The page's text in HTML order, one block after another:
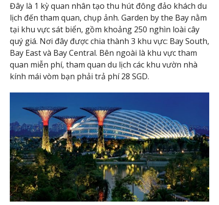
Đây là 1 kỳ quan nhân tạo thu hút đông đảo khách du
lịch đến tham quan, chụp ảnh. Garden by the Bay nằm
tại khu vực sát biển, gồm khoảng 250 nghìn loài cây
quý giá. Nơi đây được chia thành 3 khu vực: Bay South,
Bay East và Bay Central. Bên ngoài là khu vực tham
quan miễn phí, tham quan du lịch các khu vườn nhà
kính mái vòm bạn phải trả phí 28 SGD.